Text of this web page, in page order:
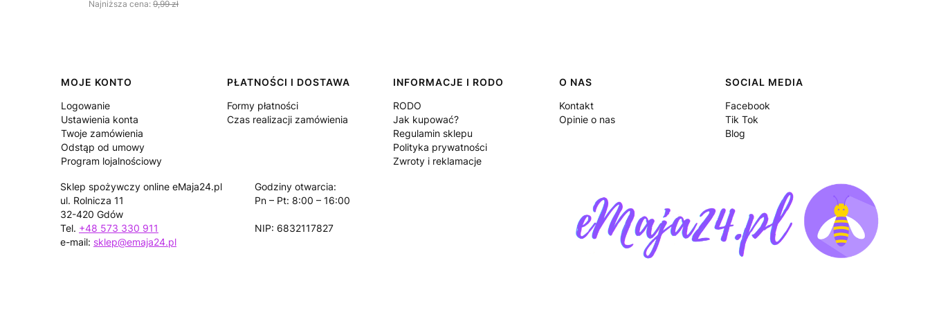
Najniższa cena: 9,99 zł
Linki w stopce
MOJE KONTO
Logowanie
Ustawienia konta
Twoje zamówienia
Odstąp od umowy
Program lojalnościowy
PŁATNOŚCI I DOSTAWA
Formy płatności
Czas realizacji zamówienia
INFORMACJE I RODO
RODO
Jak kupować?
Regulamin sklepu
Polityka prywatności
Zwroty i reklamacje
O NAS
Kontakt
Opinie o nas
SOCIAL MEDIA
Facebook
Tik Tok
Blog
Sklep spożywczy online eMaja24.pl
ul. Rolnicza 11
32-420 Gdów
Tel. +48 573 330 911
e-mail: sklep@emaja24.pl
Godziny otwarcia:
Pn – Pt: 8:00 – 16:00
NIP: 6832117827